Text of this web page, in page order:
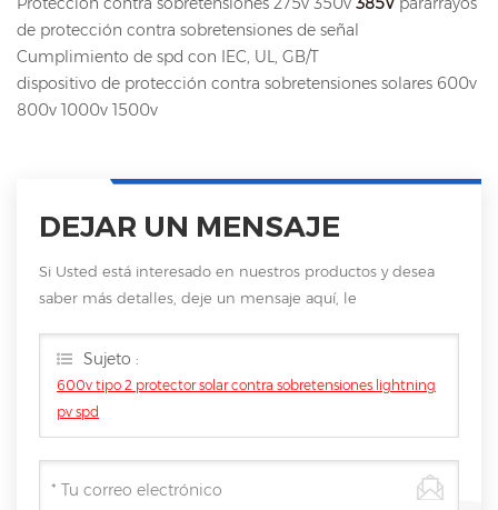
de protección contra sobretensiones de señal
Cumplimiento de spd con IEC, UL, GB/T
dispositivo de protección contra sobretensiones solares 600v
800v 1000v 1500v
DEJAR UN MENSAJE
Si Usted está interesado en nuestros productos y desea
saber más detalles, deje un mensaje aquí, le
Sujeto :
600v tipo 2 protector solar contra sobretensiones lightning
pv spd